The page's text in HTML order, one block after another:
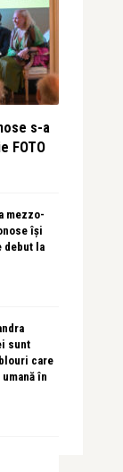
s-a
FOTO
mezzo-
își
debut la
sunt
care
în